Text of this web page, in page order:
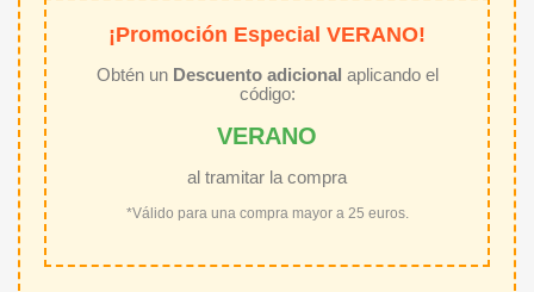
¡Promoción Especial VERANO!
Obtén un Descuento adicional aplicando el
código:
VERANO
al tramitar la compra
*Válido para una compra mayor a 25 euros.